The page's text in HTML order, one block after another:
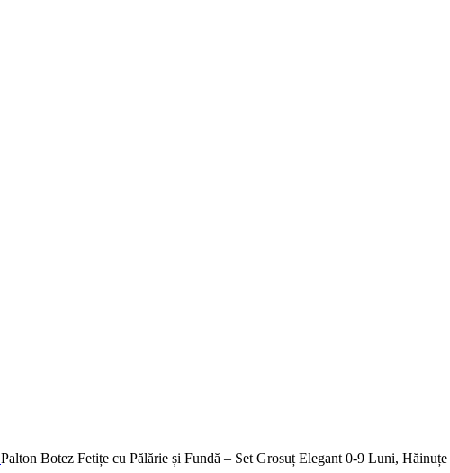
Palton Botez Fetițe cu Pălărie și Fundă – Set Grosuț Elegant 0-9 Luni,